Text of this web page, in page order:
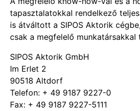
tapasztalatokkal rendelkező
is átváltott a SIPOS Aktorik
csak a megfelelő munkatársakkal
SIPOS Aktorik GmbH
Im Erlet 2
90518 Altdorf
Telefon: + 49 9187 9227-0
Fax: + 49 9187 9227-5111